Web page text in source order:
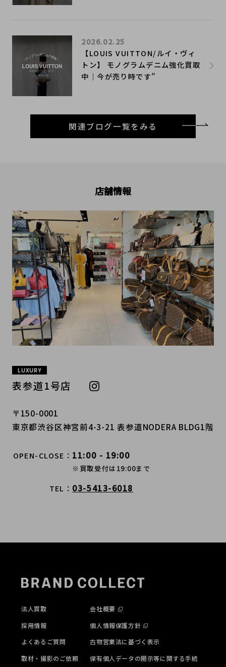
【LOUIS VUITTON/ルイ・ヴィ
トン】 モノグラムデニム強化買取
中｜今が売り時です”
2026.02.25
関連ブログ一覧をみる
店舗情報
LUXURY
表参道1号店
〒150-0001
東京都渋谷区神宮前4-3-21 表参道NODERA BLDG1階
OPEN-CLOSE 11:00 - 19:00
※買取受付は19:00まで
TEL 03-5413-6018
法人買取
採用情報
よくあるご質問
取材・撮影のご依頼
会社概要
個人情報保護方針
古物営業法に基づく表示
保有個人データの開示等に関する手続